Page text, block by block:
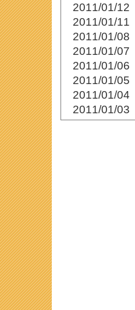
2011/01/12
2011/01/11
2011/01/08
2011/01/07
2011/01/06
2011/01/05
2011/01/04
2011/01/03